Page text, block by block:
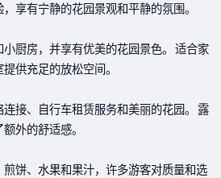
享有宁静的花园景观和平静的氛围。
厨房，并享有优美的花园景色。 适合家
供充足的放松空间。
接、自行车租赁服务和美丽的花园。 露
外的舒适感。
饼、水果和果汁，许多游客对质量和选